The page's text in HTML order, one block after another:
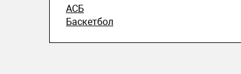
АСБ
Баскетбол